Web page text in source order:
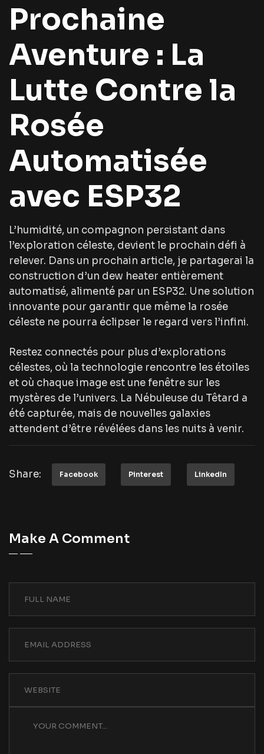
Prochaine
Aventure : La
Lutte Contre la
Rosée
Automatisée
avec ESP32
L’humidité, un compagnon persistant dans
l’exploration céleste, devient le prochain défi à
relever. Dans un prochain article, je partagerai la
construction d’un dew heater entièrement
automatisé, alimenté par un ESP32. Une solution
innovante pour garantir que même la rosée
céleste ne pourra éclipser le regard vers l’infini.
Restez connectés pour plus d’explorations
célestes, où la technologie rencontre les étoiles
et où chaque image est une fenêtre sur les
mystères de l’univers. La Nébuleuse du Têtard a
été capturée, mais de nouvelles galaxies
attendent d’être révélées dans les nuits à venir.
Share: Facebook Pinterest LinkedIn
Make A Comment